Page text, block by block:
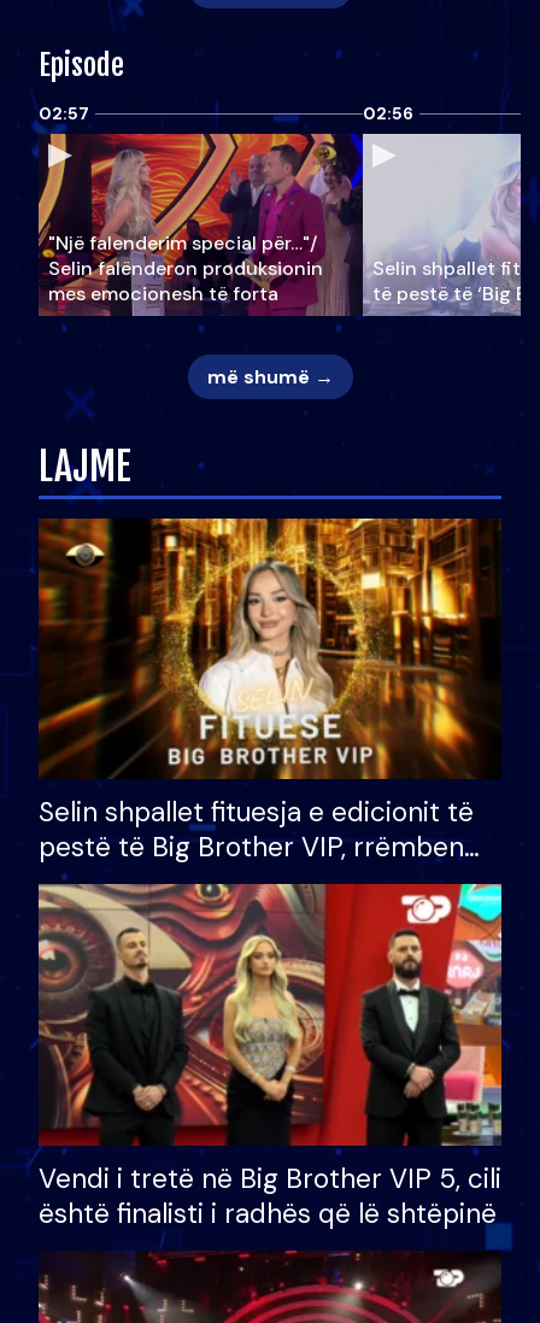
Episode
02:57
"Një falenderim special për…"/
Selin falënderon produksionin
mes emocionesh të forta
02:56
Selin shpallet
të pestë të ‘Big
më shumë →
LAJME
Selin shpallet fituesja e edicionit të
pestë të Big Brother VIP, rrëmben
çmimin e madh prej 100 mijë eurosh
Vendi i tretë në Big Brother VIP 5, cili
është finalisti i radhës që lë shtëpinë